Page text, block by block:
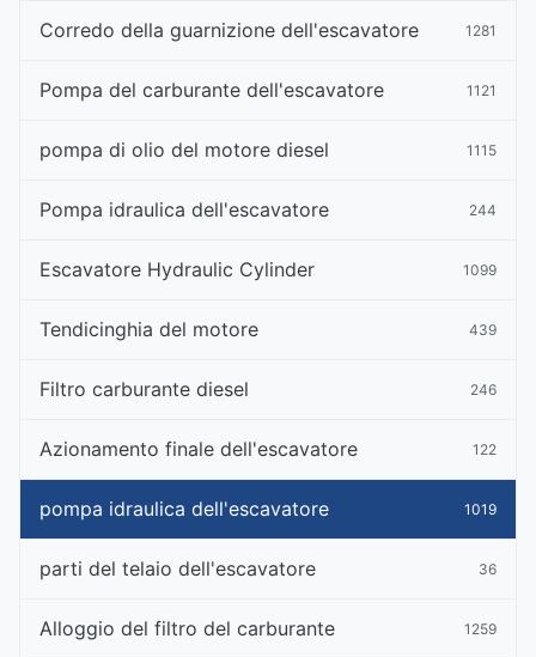
Corredo della guarnizione dell'escavatore 1281
Pompa del carburante dell'escavatore 1121
pompa di olio del motore diesel 1115
Pompa idraulica dell'escavatore 244
Escavatore Hydraulic Cylinder 1099
Tendicinghia del motore 439
Filtro carburante diesel 246
Azionamento finale dell'escavatore 122
pompa idraulica dell'escavatore 1019
parti del telaio dell'escavatore 36
Alloggio del filtro del carburante 1259